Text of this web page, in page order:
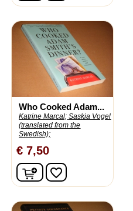
Who Cooked Adam...
Katrine Marcal; Saskia Vogel
(translated from the
Swedish);
€ 7,50
In winkelwagen
favorite_border